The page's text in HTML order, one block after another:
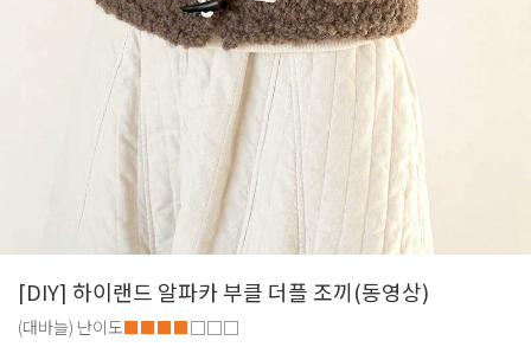
[DIY] 하이랜드 알파카 부클 더플 조끼(동영상)
(대바늘) 난이도■■■■□□□